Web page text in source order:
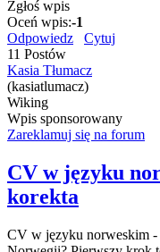
Zgłoś wpis
Oceń wpis:-1
Odpowiedz
Cytuj
11 Postów
Kasia Tłumacz
(kasiatlumacz)
Wiking
Wpis sponsorowany
Zareklamuj się na forum
CV w języku
korekta
CV w języku norweskim -